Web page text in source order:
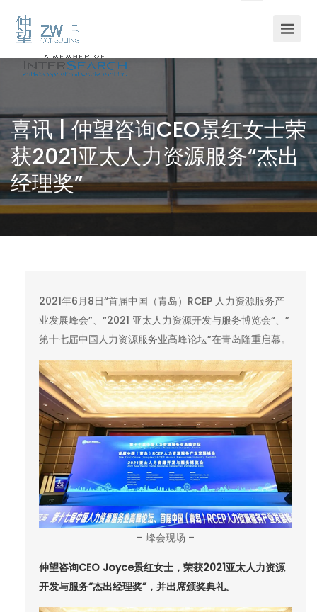
喜讯 | 仲望咨询CEO景红女士荣
获2021亚太人力资源服务“杰出
经理奖”
2021年6月8日“首届中国（青岛）RCEP 人力资源服务产
业发展峰会”、“2021 亚太人力资源开发与服务博览会“、”
第十七届中国人力资源服务业高峰论坛”在青岛隆重启幕。
– 峰会现场 –
仲望咨询CEO Joyce景红女士，荣获2021亚太人力资源
开发与服务“杰出经理奖”，并出席颁奖典礼。